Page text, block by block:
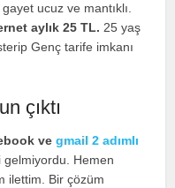
ucuz ve mantıklı.
aylık 25 TL. 25 yaş
Genç tarife imkanı
çıktı
vegmail 2 adımlı
gelmiyordu. Hemen
ilettim. Bir çözüm